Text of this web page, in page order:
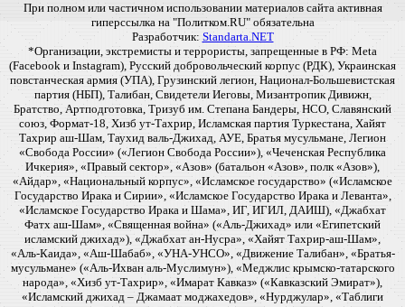
При полном или частичном использовании материалов сайта активная
гиперссылка на "Политком.RU" обязательна
Разработчик: Standarta.NET
*Организации, экстремисты и террористы, запрещенные в РФ: Meta
(Facebook и Instagram), Русский добровольческий корпус (РДК), Украинская
повстанческая армия (УПА), Грузинский легион, Национал-Большевистская
партия (НБП), Талибан, Свидетели Иеговы, Мизантропик Дивижн,
Братство, Артподготовка, Тризуб им. Степана Бандеры, НСО, Славянский
союз, Формат-18, Хизб ут-Тахрир, Исламская партия Туркестана, Хайят
Тахрир аш-Шам, Таухид валь-Джихад, АУЕ, Братья мусульмане, Легион
«Свобода России» («Легион Свобода России»), «Чеченская Республика
Ичкерия», «Правый сектор», «Азов» (батальон «Азов», полк «Азов»),
«Айдар», «Национальный корпус», «Исламское государство» («Исламское
Государство Ирака и Сирии», «Исламское Государство Ирака и Леванта»,
«Исламское Государство Ирака и Шама», ИГ, ИГИЛ, ДАИШ), «Джабхат
Фатх аш-Шам», «Священная война» («Аль-Джихад» или «Египетский
исламский джихад»), «Джабхат ан-Нусра», «Хайят Тахрир-аш-Шам»,
«Аль-Каида», «Аш-Шабаб», «УНА-УНСО», «Движение Талибан», «Братья-
мусульмане» («Аль-Ихван аль-Муслимун»), «Меджлис крымско-татарского
народа», «Хизб ут-Тахрир», «Имарат Кавказ» («Кавказский Эмират»),
«Исламский джихад – Джамаат моджахедов», «Нурджулар», «Таблиги